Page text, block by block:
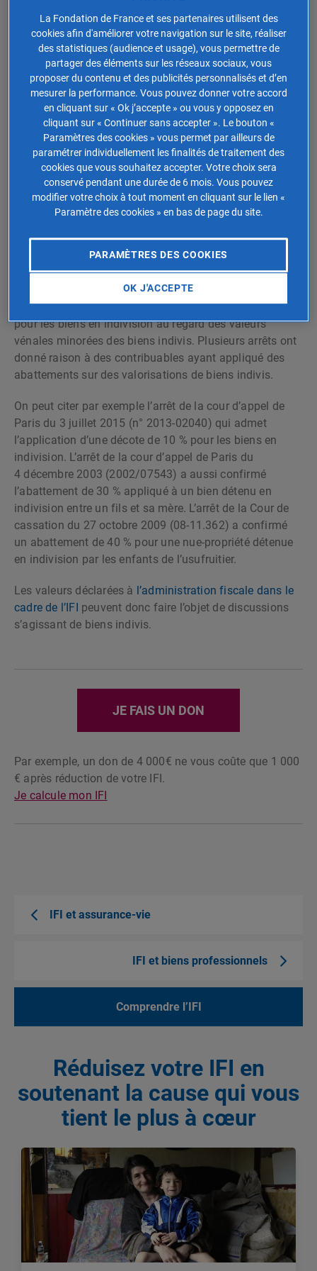
indivise d’un bien est nécessairement inférieure au
pourcentage correspondant de la valeur vénale qu’aurait
le bien lui-même s’il appartenait à un propriétaire
unique.
Si vous êtes par exemple propriétaire pour moitié d’un
bien immobilier en indivision dont la valeur en pleine
propriété est de 1 million d’euros, la valeur de vos droits
peut être estimée à moins de 500 000 euros. En effet, il
est admis qu’une personne désireuse d’acheter votre
part sur ce bien immobilier considérerait que sa valeur
doit refléter les contraintes et les risques liés à
L’administration fiscale ne fournit aucune règle précise
en matièred’abattement sur les biens détenus en
. Pour autant, de nombreuses jurisprudences
admettent le principe d’une application d’une décote
pour les biens en indivision au regard des valeurs
vénales minorées des biens indivis. Plusieurs arrêts ont
donné raison à des contribuables ayant appliqué des
abattements sur des valorisations de biens indivis.
On peut citer par exemple l’arrêt de la cour d’appel de
Paris du 3 juillet 2015 (n° 2013-02040) qui admet
l’application d’une décote de 10 % pour les biens en
indivision. L’arrêt de la cour d’appel de Paris du
4 décembre 2003 (2002/07543) a aussi confirmé
l’abattement de 30 % appliqué à un bien détenu en
indivision entre un fils et sa mère. L’arrêt de la Cour de
cassation du 27 octobre 2009 (08-11.362) a confirmé
un abattement de 40 % pour une nue-propriété détenue
en indivision par les enfants de l’usufruitier.
Les valeurs déclarées à l’administration fiscale dans le
cadre de l’IFI peuvent donc faire l’objet de discussions
s’agissant de biens indivis.
JE FAIS UN DON
Par exemple, un don de 4 000€ ne vous coûte que 1 000
€ après réduction de votre IFI.
Je calcule mon IFI
IFI et assurance-vie
Comprendre l’IFI
IFI et biens professionnels
Réduisez votre IFI en
soutenant la cause qui vous
tient le plus à cœur
La Fondation de France et ses partenaires utilisent des
cookies afin d'améliorer votre navigation sur le site, réaliser
des statistiques (audience et usage), vous permettre de
partager des éléments sur les réseaux sociaux, vous
proposer du contenu et des publicités personnalisés et d’en
mesurer la performance. Vous pouvez donner votre accord
en cliquant sur « Ok j’accepte » ou vous y opposez en
cliquant sur « Continuer sans accepter ». Le bouton «
Paramètres des cookies » vous permet par ailleurs de
paramétrer individuellement les finalités de traitement des
cookies que vous souhaitez accepter. Votre choix sera
conservé pendant une durée de 6 mois. Vous pouvez
modifier votre choix à tout moment en cliquant sur le lien «
Paramètre des cookies » en bas de page du site.
PARAMÈTRES DES COOKIES
OK J'ACCEPTE